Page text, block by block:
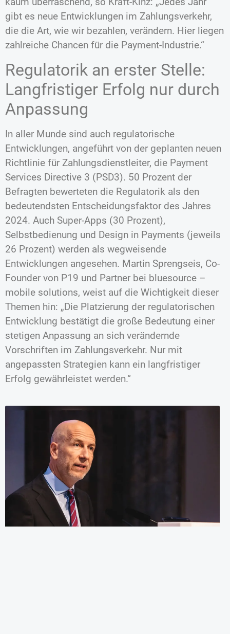
gibt es neue Entwicklungen im Zahlungsverkehr,
die die Art, wie wir bezahlen, verändern. Hier liegen
zahlreiche Chancen für die Payment-Industrie.“
Regulatorik an erster Stelle:
Langfristiger Erfolg nur durch
Anpassung
In aller Munde sind auch regulatorische
Entwicklungen, angeführt von der geplanten neuen
Richtlinie für Zahlungsdienstleiter, die Payment
Services Directive 3 (PSD3). 50 Prozent der
Befragten bewerteten die Regulatorik als den
bedeutendsten Entscheidungsfaktor des Jahres
2024. Auch Super-Apps (30 Prozent),
Selbstbedienung und Design in Payments (jeweils
26 Prozent) werden als wegweisende
Entwicklungen angesehen. Martin Sprengseis, Co-
Founder von P19 und Partner bei bluesource –
mobile solutions, weist auf die Wichtigkeit dieser
Themen hin: „Die Platzierung der regulatorischen
Entwicklung bestätigt die große Bedeutung einer
stetigen Anpassung an sich verändernde
Vorschriften im Zahlungsverkehr. Nur mit
angepassten Strategien kann ein langfristiger
Erfolg gewährleistet werden.“